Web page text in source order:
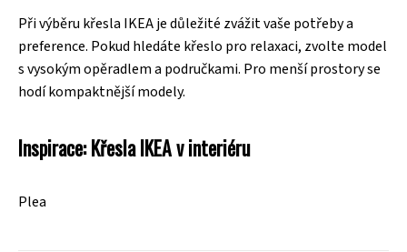
Při výběru křesla IKEA je důležité zvážit vaše potřeby a
preference. Pokud hledáte křeslo pro relaxaci, zvolte model
s vysokým opěradlem a područkami. Pro menší prostory se
hodí kompaktnější modely.
Inspirace: Křesla IKEA v interiéru
Plea